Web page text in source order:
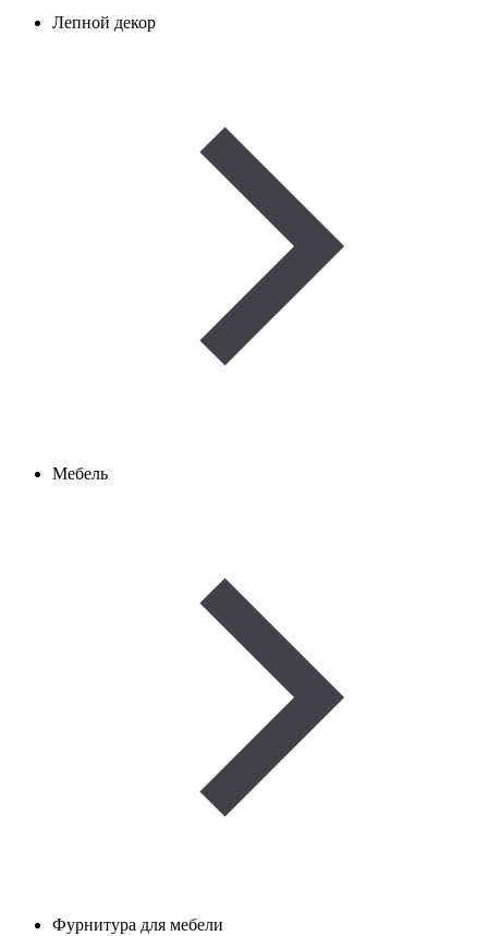
Лепной декор
Мебель
Фурнитура для мебели